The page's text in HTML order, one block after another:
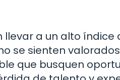
a un alto índice
se sienten
que busquen